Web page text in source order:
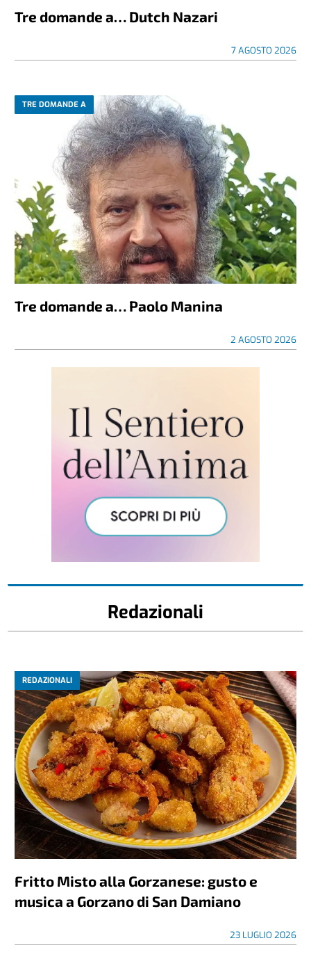
Tre domande a… Dutch Nazari
7 AGOSTO 2026
TRE DOMANDE A
Tre domande a… Paolo Manina
2 AGOSTO 2026
Redazionali
REDAZIONALI
Fritto Misto alla Gorzanese: gusto e
musica a Gorzano di San Damiano
23 LUGLIO 2026